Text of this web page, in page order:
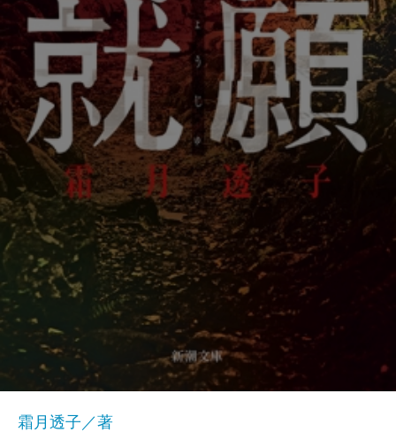
霜月透子／著